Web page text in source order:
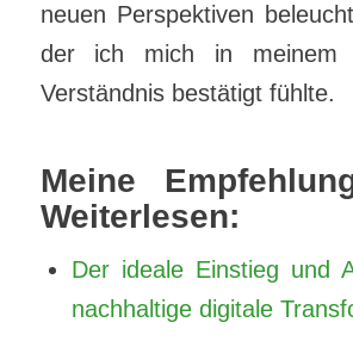
neuen Perspektiven
der ich mich in meinem
Verständnis bestätigt fühlte.
Meine
Weiterlesen:
Der ideale Einstieg und
nachhaltige digitale